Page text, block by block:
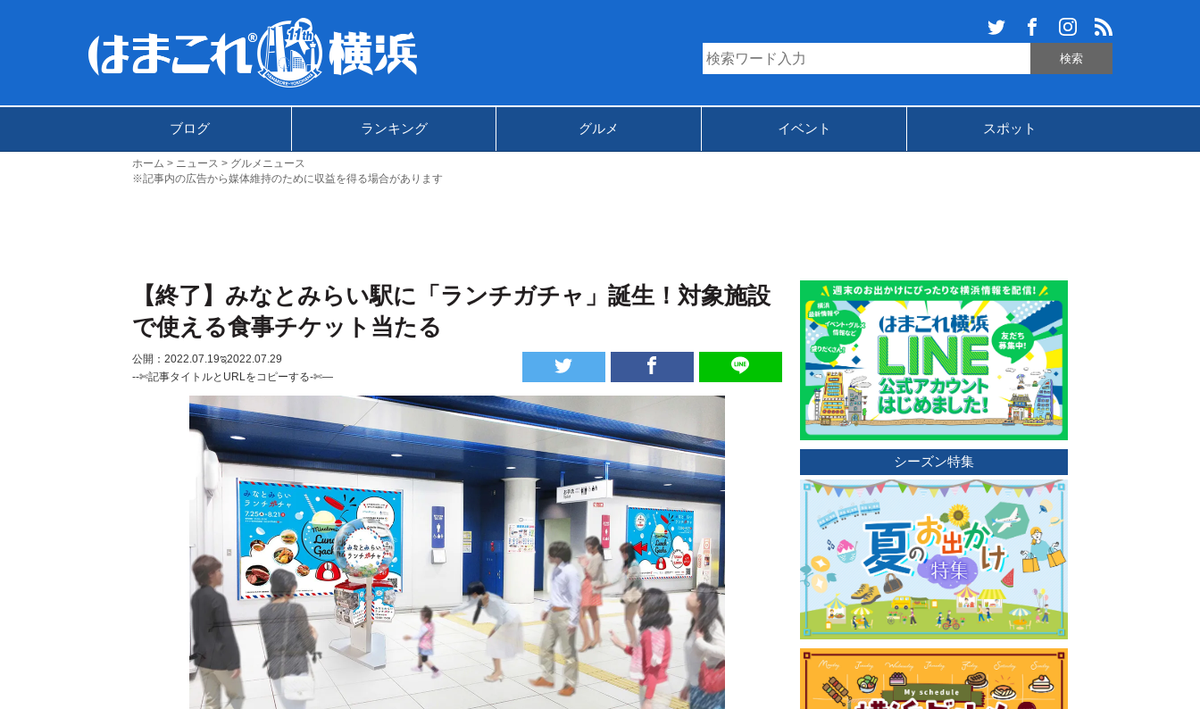
ブログ ランキング グルメ イベント スポット
ホーム ニュース
グルメニュース
※記事内の広告から媒体維持のために収益を得る場合があります
【終了】みなとみらい駅に「ランチガチャ」誕生！対象施設
で使える食事チケット当たる
公開：2022.07.19ಇ2022.07.29
--✄記事タイトルとURLをコピーする-✄—
シーズン特集